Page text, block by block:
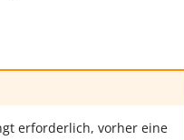
erforderlich, vorher eine